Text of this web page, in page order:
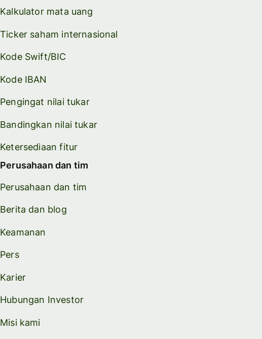
Kalkulator mata uang
Ticker saham internasional
Kode Swift/BIC
Kode IBAN
Pengingat nilai tukar
Bandingkan nilai tukar
Ketersediaan fitur
Perusahaan dan tim
Perusahaan dan tim
Berita dan blog
Keamanan
Pers
Karier
Hubungan Investor
Misi kami